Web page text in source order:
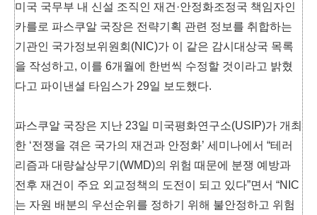
미국 국무부 내 신설 조직인 재건·안정화조정국 책임자인
카를로 파스쿠알 국장은 전략기획 관련 정보를 취합하는
기관인 국가정보위원회(NIC)가 이 같은 감시대상국 목록
을 작성하고, 이를 6개월에 한번씩 수정할 것이라고 밝혔
다고 파이낸셜 타임스가 29일 보도했다.
파스쿠알 국장은 지난 23일 미국평화연구소(USIP)가 개최
한 ‘전쟁을 겪은 국가의 재건과 안정화’ 세미나에서 “테러
리즘과 대량살상무기(WMD)의 위험 때문에 분쟁 예방과
전후 재건이 주요 외교정책의 도전이 되고 있다”면서 “NIC
는 자원 배분의 우선순위를 정하기 위해 불안정하고 위험